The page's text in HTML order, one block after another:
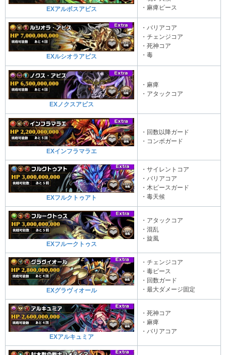
EXアルボスアビス
・麻痺ピース
EXルシオラアビス
・バリアコア
・チェンジコア
・死神コア
・毒
EXノクスアビス
・麻痺
・アタックコア
EXインフラマラエ
・回数以降ガード
・コンボガード
EXフルクトゥアト
・サイレントコア
・バリアコア
・木ピースガード
・毒天候
EXフルークトゥス
・アタックコア
・混乱
・旋風
EXグラヴィオール
・チェンジコア
・毒ピース
・回数ガード
・最大ダメージ固定
EXアルキュミア
・死神コア
・麻痺
・バリアコア